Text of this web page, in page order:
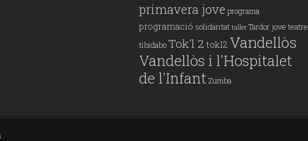
primavera jove programa
programació solidaritat taller Tardor jove teatre
tibidabo Tok'l 2 tokl2 Vandellòs
Vandellòs i l'Hospitalet
de l'Infant Zumba
.